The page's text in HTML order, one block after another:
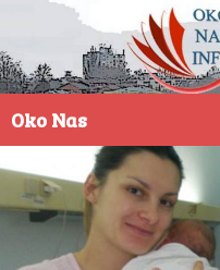
Oko Nas
SADRŽAJ